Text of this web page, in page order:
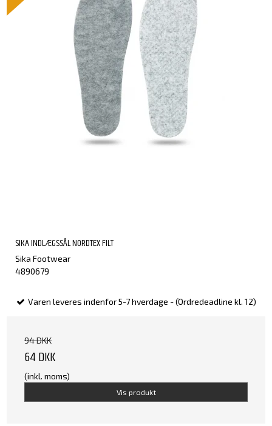
SIKA INDLÆGSSÅL NORDTEX FILT
Sika Footwear
4890679
Varen leveres indenfor 5-7 hverdage - (Ordredeadline kl. 12)
94 DKK
64 DKK
(inkl. moms)
Vis produkt